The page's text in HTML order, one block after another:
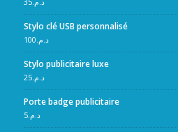
Stylo clé USB personnalisé
د.م. 100
Stylo publicitaire luxe
د.م.25
Porte badge publicitaire
د.م.5